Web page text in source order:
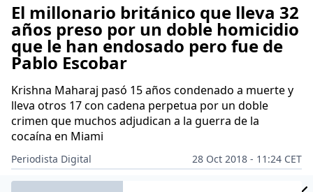
El millonario británico que lleva 32
años preso por un doble homicidio
que le han endosado pero fue de
Pablo Escobar
Krishna Maharaj pasó 15 años condenado a muerte y
lleva otros 17 con cadena perpetua por un doble
crimen que muchos adjudican a la guerra de la
cocaína en Miami
Periodista Digital
28 Oct 2018 - 11:24 CET
Archivado en: SOCIEDAD